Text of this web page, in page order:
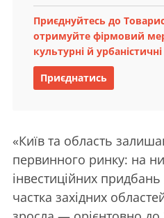
Приєднуйтесь до
отримуйте фірмовий
культурні й урбаністичні
Приєднатись
«Київ та область
первинного ринку: на
інвестиційних
частка західних